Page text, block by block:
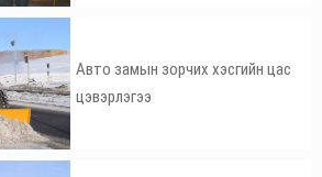
Авто замын зорчих хэсгийн цас
цэвэрлэгээ